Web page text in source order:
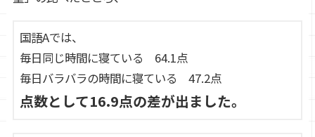
国語Aでは、
毎日同じ時間に寝ている 64.1点
毎日バラバラの時間に寝ている 47.2点
点数として16.9点の差が出ました。